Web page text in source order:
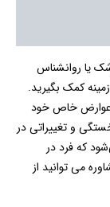
یا روانشناس
کمک بگیرید.
عوارض خاص خود
و تغییراتی در
که فرد در
می توانید از